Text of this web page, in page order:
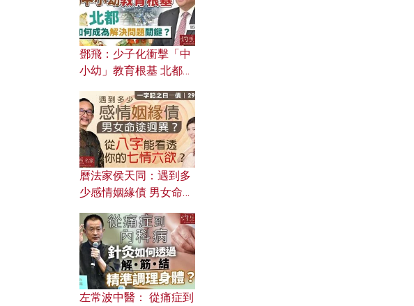
鄧飛：少子化衝擊「中
小幼」教育根基 北都如
曆法家侯天同：遇到多
少感情姻緣債 男女命途
的七情六欲？
左常波中醫： 從痛症到